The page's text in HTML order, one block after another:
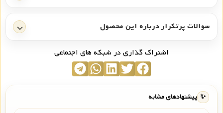
سوالات پرتکرار درباره این محصول
اشتراک گذاری در شبکه های اجتماعی
✨ پیشنهادهای مشابه